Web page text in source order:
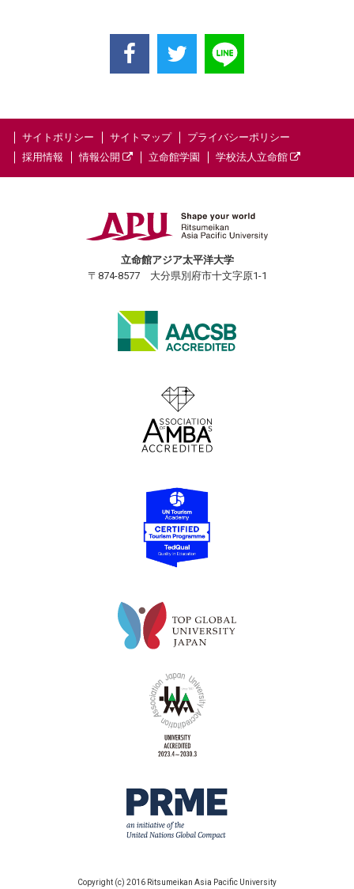
サイトポリシー サイトマップ
プライバシーポリシー
採用情報
情報公開 立命館学園 学校法人立命館
立命館アジア太平洋大学
〒874-8577 大分県別府市十文字原1-1
Copyright (c) 2016 Ritsumeikan Asia Pacific University